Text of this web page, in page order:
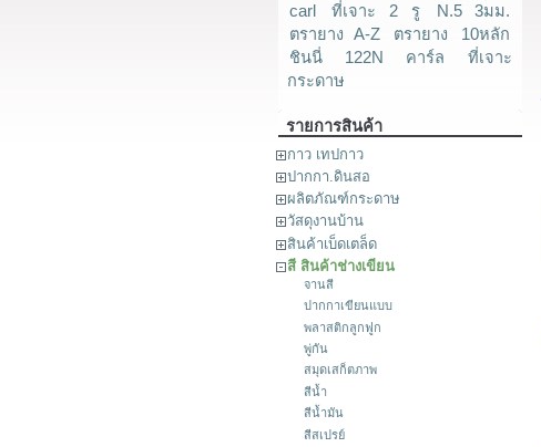
carl
ที่เจาะ 2 รู
N.5 3มม.
ตรายาง A-Z
ตรายาง
10หลัก
ชินนี่
122N คาร์ล
ที่เจาะ
กระดาษ
รายการสินค้า
กาว เทปกาว
ปากกา.ดินสอ
ผลิตภัณฑ์กระดาษ
วัสดุงานบ้าน
สินค้าเบ็ดเตล็ด
สี สินค้าช่างเขียน
จานสี
ปากกาเขียนแบบ
พลาสติกลูกฟูก
พู่กัน
สมุดเสก็ตภาพ
สีน้ำ
สีน้ำมัน
สีสเปรย์